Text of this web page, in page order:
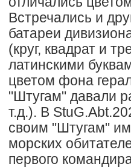
Встречались и
батареи
(круг, квадрат и
латинскими
цветом фона
"Штугам" давали
т.д.). В
своим "Штугам"
морских
первого